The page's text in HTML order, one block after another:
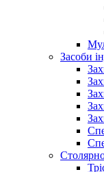
Засоби